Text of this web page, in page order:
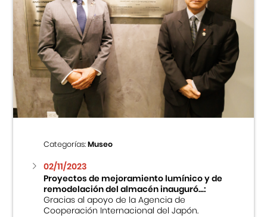
Categorías:Museo
02/11/2023
Proyectos de mejoramiento lumínico y de
remodelación del almacén inauguró...:
Gracias al apoyo de la Agencia de
Cooperación Internacional del Japón.